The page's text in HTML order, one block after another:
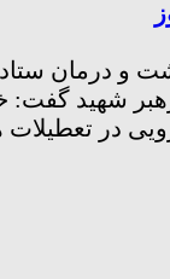
و درمان ستاد
رهبر شهید
در تعطیلات